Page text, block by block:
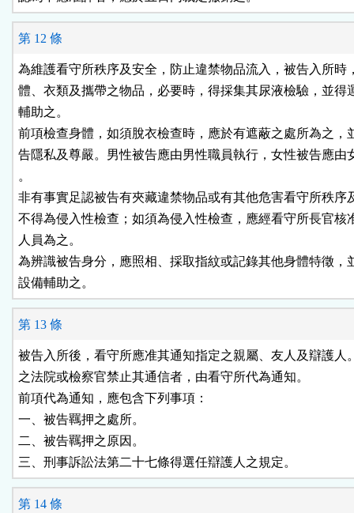
第 12 條
為維護看守所秩序及安全，防止違禁物品流入，被告入所時
體、衣類及攜帶之物品，必要時，得採集其尿液檢驗，並得
輔助之。
前項檢查身體，如須脫衣檢查時，應於有遮蔽之處所為之，
告隱私及尊嚴。男性被告應由男性職員執行，女性被告應由
。
非有事實足認被告有夾藏違禁物品或有其他危害看守所秩序
不得為侵入性檢查；如須為侵入性檢查，應經看守所長官核
人員為之。
為辨識被告身分，應照相、採取指紋或記錄其他身體特徵，
設備輔助之。
第 13 條
被告入所後，看守所應准其通知指定之親屬、友人及辯護人
之法院或檢察官禁止其通信者，由看守所代為通知。
前項代為通知，應包含下列事項：
一、被告羈押之處所。
二、被告羈押之原因。
三、刑事訴訟法第二十七條得選任辯護人之規定。
第 14 條